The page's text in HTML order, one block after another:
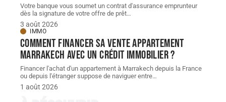
Votre banque vous soumet un contrat d'assurance emprunteur
dès la signature de votre offre de prêt…
3 août 2026
IMMO
Comment financer sa vente appartement
Marrakech avec un crédit immobilier ?
Financer l'achat d'un appartement à Marrakech depuis la France
ou depuis l'étranger suppose de naviguer entre…
1 août 2026